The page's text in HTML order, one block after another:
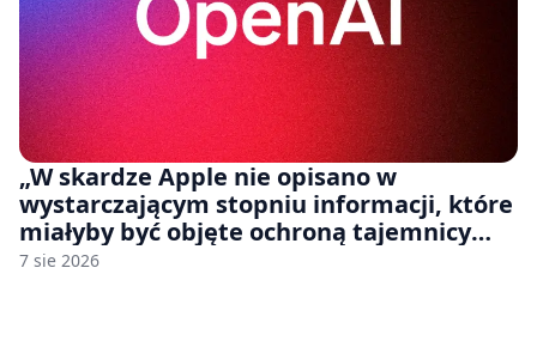
„W skardze Apple nie opisano w
wystarczającym stopniu informacji, które
miałyby być objęte ochroną tajemnicy
handlowej”. OpenAI żąda odrzucenia
7 sie 2026